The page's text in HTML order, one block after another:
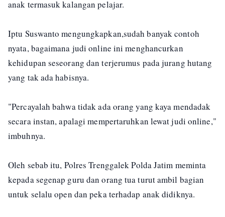
anak termasuk kalangan pelajar.
Iptu Suswanto mengungkapkan,sudah banyak contoh
nyata, bagaimana judi online ini menghancurkan
kehidupan seseorang dan terjerumus pada jurang hutang
yang tak ada habisnya.
"Percayalah bahwa tidak ada orang yang kaya mendadak
secara instan, apalagi mempertaruhkan lewat judi online,"
imbuhnya.
Oleh sebab itu, Polres Trenggalek Polda Jatim meminta
kepada segenap guru dan orang tua turut ambil bagian
untuk selalu open dan peka terhadap anak didiknya.